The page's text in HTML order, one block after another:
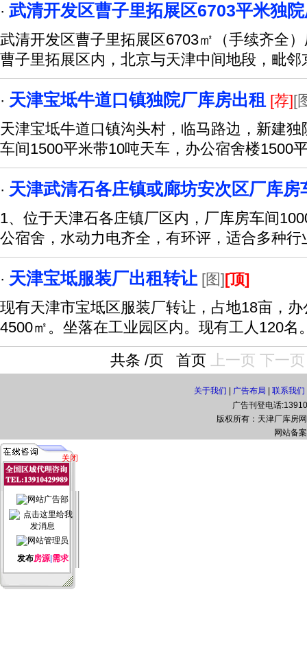
· 武清开发区曹子里拓展区6703平米独
武清开发区曹子里拓展区6703㎡（手续齐全
曹子里拓展区内，北京与天津中间地段，毗邻
· 天津宝坻牛道口镇独院厂库房出租 [荐][
天津宝坻牛道口镇沟头村，临马路边，新建
车间1500平米带10吨天车，办公宿舍楼1500
· 天津武清石各庄镇或廊坊安次区厂库房
1、位于天津石各庄镇厂区内，厂库房车间
公宿舍，水动力电齐全，有环评，适合多种行
· 天津宝坻服装厂出租转让 [图][顶]
现有天津市宝坻区服装厂转让，占地18亩，
4500㎡。坐落在工业园区内。现有工人120名
共条 /页 首页 上一页 下一页
关于我们 广告布局 联系我们
广告刊登电话
版权所有：天津厂库房
网站备
关闭
发布房源| 需求